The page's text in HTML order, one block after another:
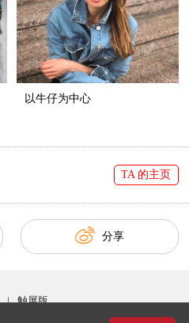
以牛仔为中心
TA 的主页
分享
| 触屏版